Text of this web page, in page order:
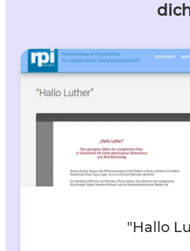
"Hallo